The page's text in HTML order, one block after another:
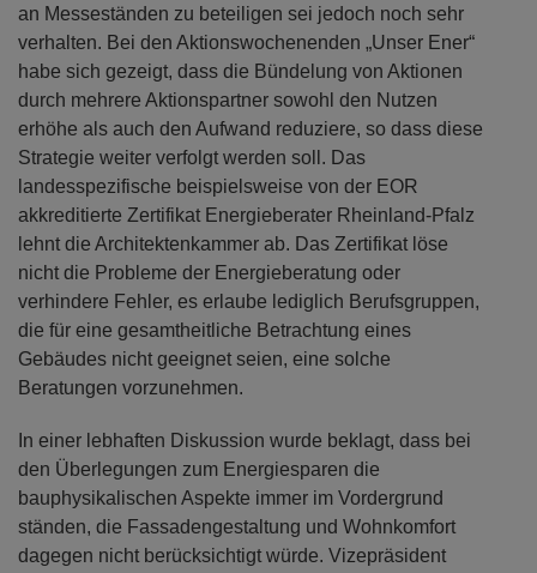
an Messeständen zu beteiligen sei jedoch noch sehr
verhalten. Bei den Aktionswochenenden „Unser Ener“
habe sich gezeigt, dass die Bündelung von Aktionen
durch mehrere Aktionspartner sowohl den Nutzen
erhöhe als auch den Aufwand reduziere, so dass diese
Strategie weiter verfolgt werden soll. Das
landesspezifische beispielsweise von der EOR
akkreditierte Zertifikat Energieberater Rheinland-Pfalz
lehnt die Architektenkammer ab. Das Zertifikat löse
nicht die Probleme der Energieberatung oder
verhindere Fehler, es erlaube lediglich Berufsgruppen,
die für eine gesamtheitliche Betrachtung eines
Gebäudes nicht geeignet seien, eine solche
Beratungen vorzunehmen.
In einer lebhaften Diskussion wurde beklagt, dass bei
den Überlegungen zum Energiesparen die
bauphysikalischen Aspekte immer im Vordergrund
ständen, die Fassadengestaltung und Wohnkomfort
dagegen nicht berücksichtigt würde. Vizepräsident